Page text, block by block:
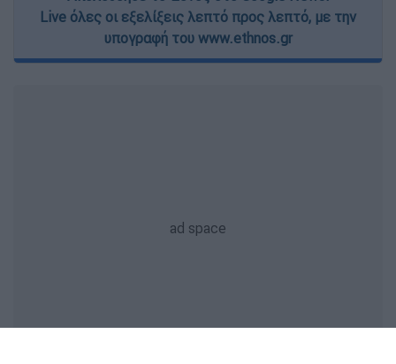
Live όλες οι εξελίξεις λεπτό προς λεπτό, με την
υπογραφή του www.ethnos.gr